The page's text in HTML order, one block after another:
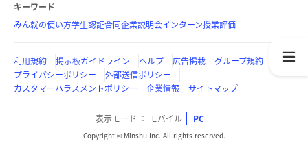
キーワード
みん就の使い方学生認証合同企業説明会インターン授業評価
利用規約 掲示板ガイドライン ヘルプ 広告掲載
グループ規約
プライバシーポリシー
外部送信ポリシー
カスタマーハラスメントポリシー
企業情報 サイトマップ
表示モード モバイル PC
Copyright © Minshu Inc. All rights reserved.